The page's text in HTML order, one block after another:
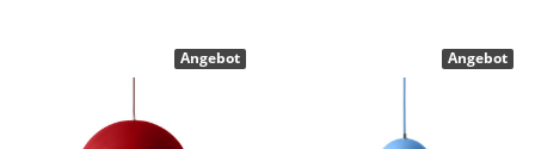
Nachttische & Bettzubehör
... alle Betten
Angebot Angebot